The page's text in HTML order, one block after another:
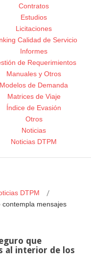
Contratos
Estudios
Licitaciones
Calidad de Servicio
Informes
de Requerimientos
Manuales y Otros
Modelos de Demanda
Matrices de Viaje
Índice de Evasión
Otros
Noticias
Noticias DTPM
DTPM
mensajes
que
al interior de los